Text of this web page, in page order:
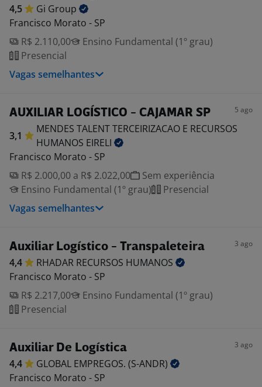
4,5 Gi Group
Francisco Morato - SP
R$ 2.110,00
Ensino Fundamental (1º grau)
Presencial
Vagas semelhantes
AUXILIAR LOGÍSTICO - CAJAMAR SP 5 ago
3,1
MENDES TALENT TERCEIRIZACAO E RECURSOS
HUMANOS EIRELI
Francisco Morato - SP
R$ 2.000,00 a R$ 2.022,00
Sem experiência
Ensino Fundamental (1º grau)
Presencial
Vagas semelhantes
Auxiliar Logístico - Transpaleteira 3 ago
4,4 RHADAR RECURSOS HUMANOS
Francisco Morato - SP
R$ 2.217,00
Ensino Fundamental (1º grau)
Presencial
Auxiliar De Logística 3 ago
4,4 GLOBAL EMPREGOS. (S-ANDR)
Francisco Morato - SP